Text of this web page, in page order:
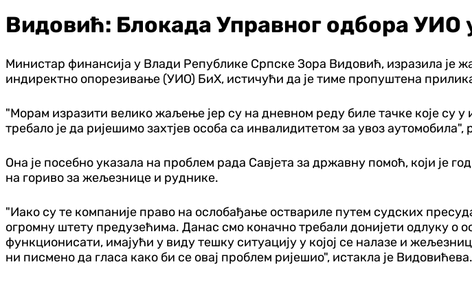
Видовић: Блокада Управног одбора УИО
Министар финансија у Влади Републике Српске Зора Видовић, изразила је
индиректно опорезивање (УИО) БиХ, истичући да је тиме пропуштена
"Морам изразити велико жаљење јер су на дневном реду биле тачке које су
требало је да ријешимо захтјев особа са инвалидитетом за увоз
Она је посебно указала на проблем рада Савјета за државну помоћ, који
на гориво за жељезнице и руднике.
"Иако су те компаније право на ослобађање оствариле путем судских
огромну штету предузећима. Данас смо коначно требали донијети одлуку о
функционисати, имајући у виду тешку ситуацију у којој се налазе и
ни писмено да гласа како би се овај проблем ријешио", истакла је Видовићева.